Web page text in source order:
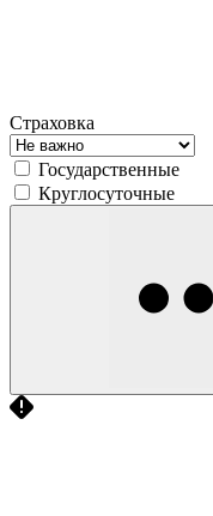
Страховка
Государственные
Круглосуточные